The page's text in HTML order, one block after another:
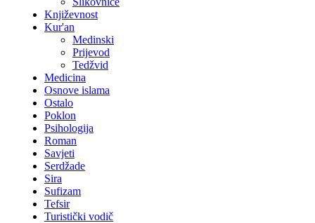
Književnost
Kur'an
Medinski
Prijevod
Tedžvid
Medicina
Osnove islama
Ostalo
Poklon
Psihologija
Roman
Savjeti
Serdžade
Sira
Sufizam
Tefsir
Turistički vodič